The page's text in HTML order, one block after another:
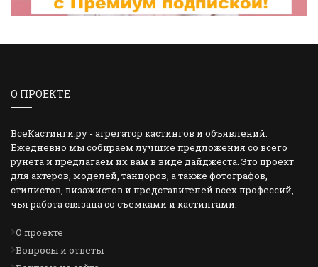
О ПРОЕКТЕ
ВсеКастинги.ру - агрегатор кастингов и объявлений.
Ежедневно мы собираем лучшие предложения со всего
рунета и предлагаем их вам в виде дайджеста. Это проект
для актеров, моделей, танцоров, а также фотографов,
стилистов, визажистов и представителей всех профессий,
чья работа связана со съемками и кастингами.
О проекте
Вопросы и ответы